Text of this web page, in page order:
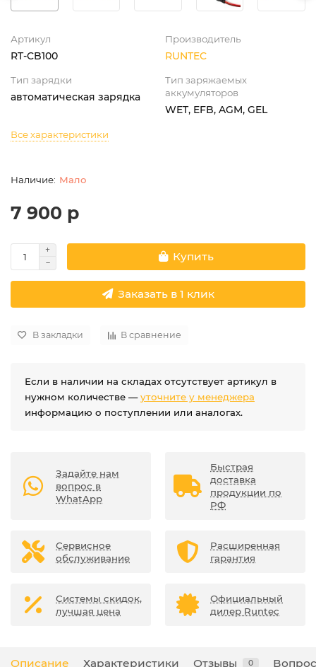
Артикул
RT-CB100
Производитель
RUNTEC
Тип зарядки
автоматическая зарядка
Тип заряжаемых
аккумуляторов
WET, EFB, AGM, GEL
Все характеристики
Мало
7 900 р
Купить
Заказать в 1 клик
В закладки В сравнение
Если в наличии на складах отсутствует артикул в
нужном количестве —уточните у менеджера
информацию о поступлении или аналогах.
Задайте нам
вопрос в
WhatApp
Быстрая
доставка
продукции по
РФ
Сервисное
обслуживание
Расширенная
гарантия
Системы скидок,
лучшая цена
Официальный
дилер Runtec
Описание Характеристики Отзывы 0